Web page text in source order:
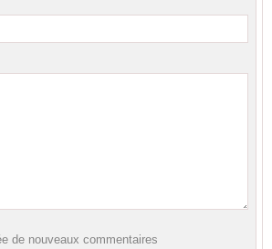
de nouveaux commentaires